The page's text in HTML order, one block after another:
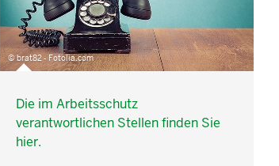
© brat82 - Fotolia.com
Die im Arbeitsschutz
verantwortlichen Stellen finden Sie
hier.